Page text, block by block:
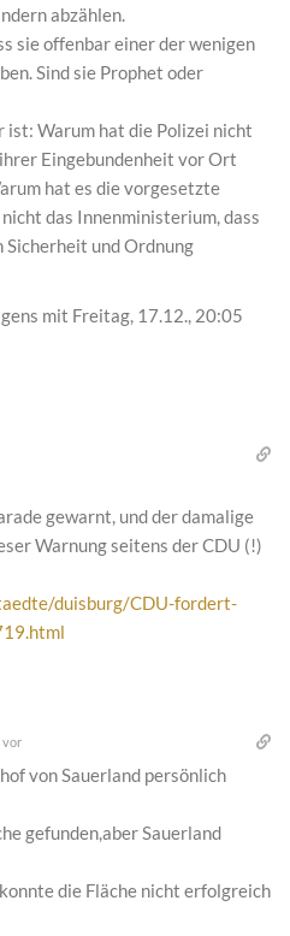
abzählen.
sie offenbar einer der wenigen
Sind sie Prophet oder
ist: Warum hat die Polizei nicht
Eingebundenheit vor Ort
hat es die vorgesetzte
das Innenministerium, dass
und Ordnung
mit Freitag, 17.12., 20:05
gewarnt, und der damalige
Warnung seitens der CDU (!)
duisburg/CDU-fordert-
vor
von Sauerland persönlich
gefunden,aber Sauerland
die Fläche nicht erfolgreich